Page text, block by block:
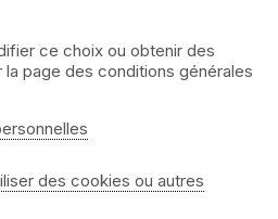
ce choix ou obtenir des
page des conditions générales
des cookies ou autres